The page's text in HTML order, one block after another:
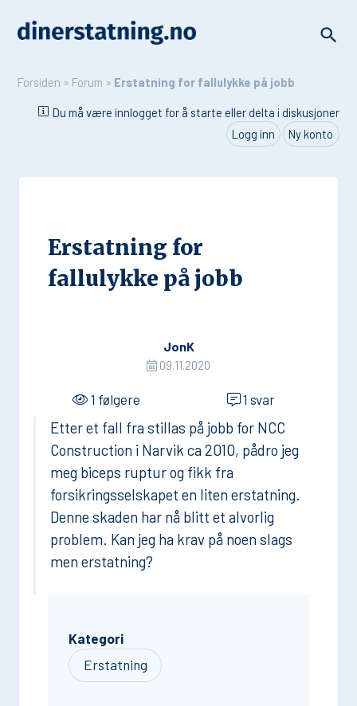
Forsiden » Forum » Erstatning for fallulykke på jobb
Du må være innlogget for å starte eller delta i diskusjoner
Logg inn
Ny konto
Erstatning for
fallulykke på jobb
JonK
09.11.2020
1 følgere 1 svar
Etter et fall fra stillas på jobb for NCC
Construction i Narvik ca 2010, pådro jeg
meg biceps ruptur og fikk fra
forsikringsselskapet en liten erstatning.
Denne skaden har nå blitt et alvorlig
problem. Kan jeg ha krav på noen slags
men erstatning?
Kategori
Erstatning